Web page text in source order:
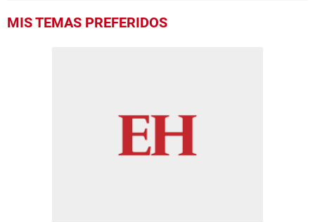
MIS TEMAS PREFERIDOS